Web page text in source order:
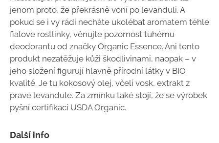
jenom proto, že překrásně voní po levanduli. A
pokud se i vy rádi necháte ukolébat aromatem téhle
fialové rostlinky, věnujte pozornost tuhému
deodorantu od značky Organic Essence. Ani tento
produkt nezatěžuje kůži škodlivinami, naopak – v
jeho složení figurují hlavně přírodní látky v BIO
kvalitě. Je tu kokosový olej, včelí vosk, extrakt z
pravé levandule. Za zmínku také stojí, že se výrobek
pyšní certifikací USDA Organic.
Další info